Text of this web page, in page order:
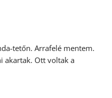
tetőn. Arrafelé mentem.
akartak. Ott voltak a